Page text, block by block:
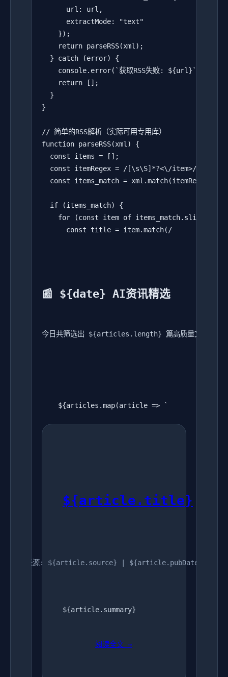
      url: url,
      extractMode: "text"
    });
    return parseRSS(xml);
  } catch (error) {
console.error(`获取RSS失败: ${url}`,
    return [];
  }
}
// 简单的RSS解析（实际可用专用库）
function parseRSS(xml) {
  const items = [];
  const itemRegex = /
[\s\S]*?<\/item>/g;
  const items_match = xml.match(itemRegex);
  if (items_match) {
for (const item of items_match.slice(0,
      const title = item.match(/
📰 ${date} AI资讯精选
今日共筛选出 ${articles.length} 篇高质量文章
    ${articles.map(article => `
${article.title}
来源: ${article.source} | ${article.pubDate}
${article.summary}
阅读全文 →